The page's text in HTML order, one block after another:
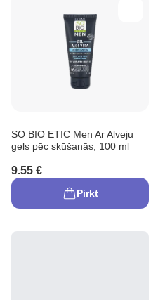
SO BIO ETIC Men Ar Alveju
gels pēc skūšanās, 100 ml
9.55 €
Pirkt